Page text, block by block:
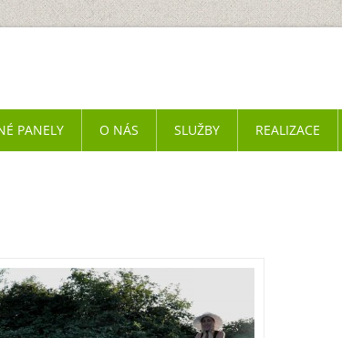
PANELY O NÁS SLUŽBY REALIZACE